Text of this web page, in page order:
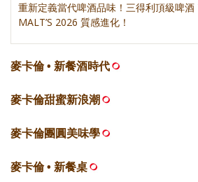
重新定義當代啤酒品味！三得利頂級啤
MALT’S 2026 質感進化！
麥卡倫 • 新餐酒時代
麥卡倫甜蜜新浪潮
麥卡倫團圓美味學
麥卡倫 • 新餐桌